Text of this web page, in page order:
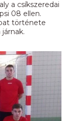
a csíkszeredai
08 ellen.
története